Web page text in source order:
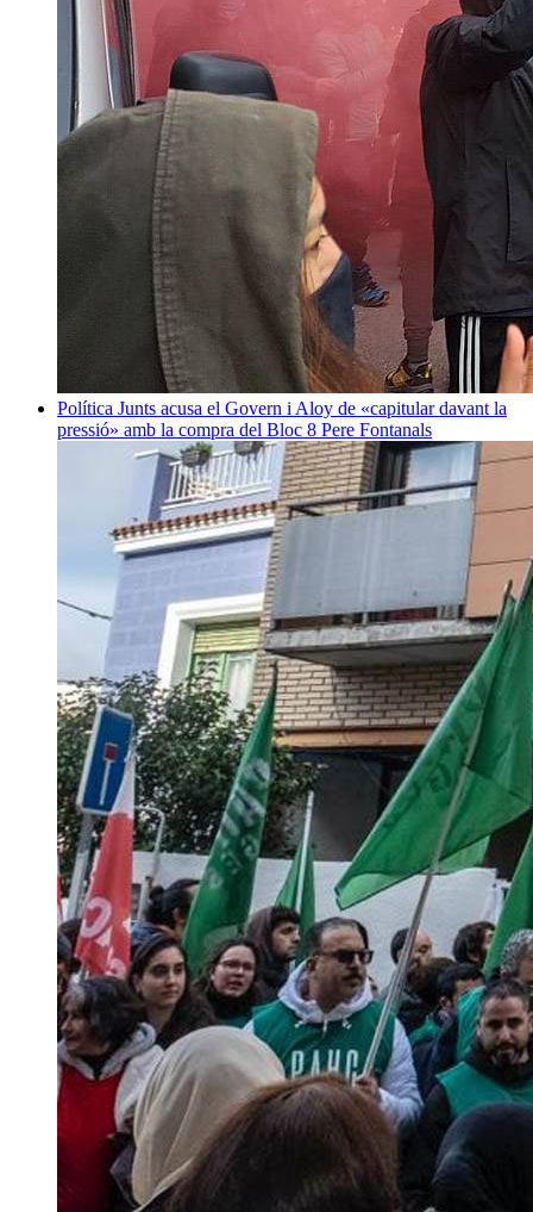
Política Junts acusa el Govern i Aloy de «capitular davant la
pressió» amb la compra del Bloc 8 Pere Fontanals